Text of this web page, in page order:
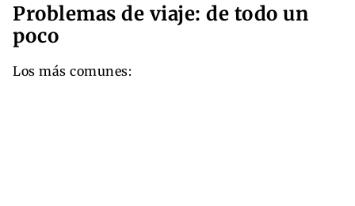
Problemas de viaje: de todo un
poco
Los más comunes: